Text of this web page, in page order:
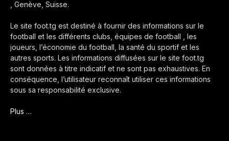
, Genève, Suisse.
Le site foot.tg est destiné à fournir des informations sur le
football et les différents clubs, équipes de football , les
joueurs, l’économie du football, la santé du sportif et les
autres sports. Les informations diffusées sur le site foot.tg
sont données à titre indicatif et ne sont pas exhaustives. En
conséquence, l’utilisateur reconnaît utiliser ces informations
sous sa responsabilité exclusive.
Plus …